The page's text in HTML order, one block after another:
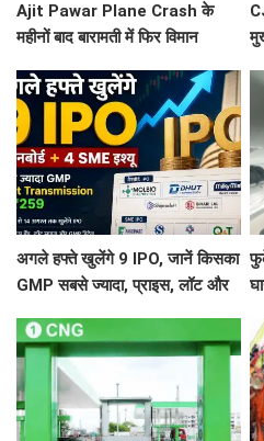
Ajit Pawar Plane Crash के
महीनों बाद बारामती में फिर विमान
पायलट सेफ
अगले हफ्ते खुलेंगे 9 IPO, जानें किसका
GMP सबसे ज्यादा, प्राइस, लॉट और